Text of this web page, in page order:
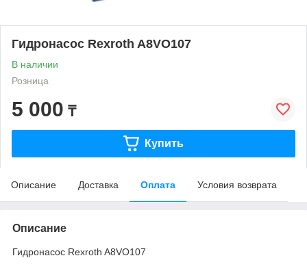
Гидронасос Rexroth A8VO107
В наличии
Розница
5 000 ₸
Купить
Описание Доставка Оплата Условия возврата
Описание
Гидронасос Rexroth A8VO107